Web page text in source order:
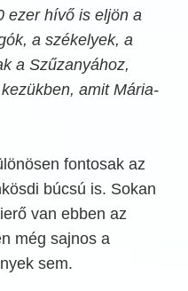
ezer hívő is eljön a
a székelyek, a
a Szűzanyához,
amit Mária-
fontosak az
búcsú is. Sokan
van ebben az
még sajnos a
sem.